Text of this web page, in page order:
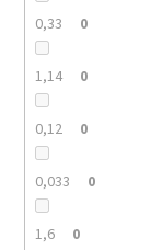
0,33 0
1,14 0
0,12 0
0,033 0
1,6 0